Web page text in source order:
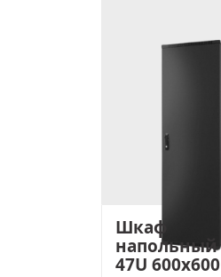
Шкаф
напольный
47U 600x600